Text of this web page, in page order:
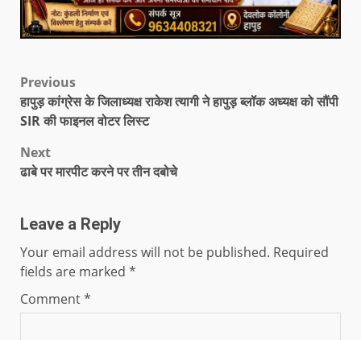
Previous
हापुड़ कांग्रेस के जिलाध्यक्ष राकेश त्यागी ने हापुड़ ब्लॉक अध्यक्ष को सौंपी
SIR की फाइनल वोटर लिस्ट
Next
ढाबे पर मारपीट करने पर तीन दबोचे
Leave a Reply
Your email address will not be published. Required
fields are marked *
Comment*